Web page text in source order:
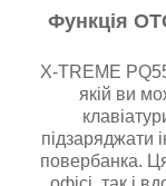
Функція
X-TREME
якій ви
підзаряджати
повербанка.